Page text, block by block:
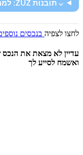
⌵ תובנות ZUZ: למה לשכור משרד באזור
לחצו לצפיה בנכסים
עדיין לא מצאת את
ואשמח לסייע לך